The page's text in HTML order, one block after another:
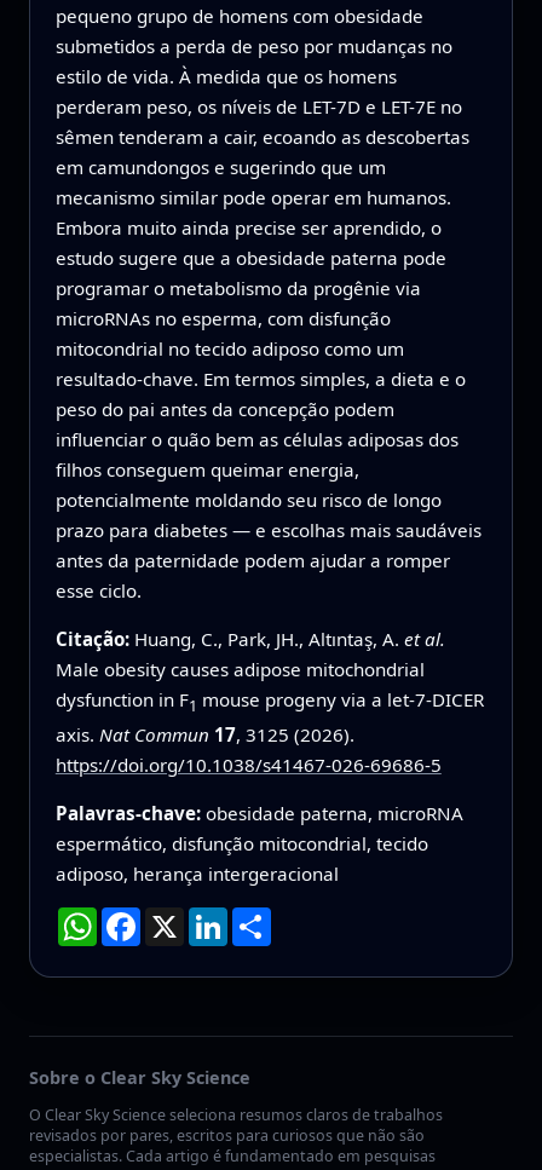
pequeno grupo de homens com obesidade
submetidos a perda de peso por mudanças no
estilo de vida. À medida que os homens
perderam peso, os níveis de LET-7D e LET-7E no
sêmen tenderam a cair, ecoando as descobertas
em camundongos e sugerindo que um
mecanismo similar pode operar em humanos.
Embora muito ainda precise ser aprendido, o
estudo sugere que a obesidade paterna pode
programar o metabolismo da progênie via
microRNAs no esperma, com disfunção
mitocondrial no tecido adiposo como um
resultado-chave. Em termos simples, a dieta e o
peso do pai antes da concepção podem
influenciar o quão bem as células adiposas dos
filhos conseguem queimar energia,
potencialmente moldando seu risco de longo
prazo para diabetes — e escolhas mais saudáveis
antes da paternidade podem ajudar a romper
esse ciclo.
Citação: Huang, C., Park, JH., Altıntaş, A. et al.
Male obesity causes adipose mitochondrial
dysfunction in F1 mouse progeny via a let-7-DICER
axis. Nat Commun 17, 3125 (2026).
https://doi.org/10.1038/s41467-026-69686-5
Palavras-chave: obesidade paterna, microRNA
espermático, disfunção mitocondrial, tecido
adiposo, herança intergeracional
WhatsApp
Facebook
X LinkedInCompartilhar
Sobre o Clear Sky Science
O Clear Sky Science seleciona resumos claros de trabalhos
revisados por pares, escritos para curiosos que não são
especialistas. Cada artigo é fundamentado em pesquisas